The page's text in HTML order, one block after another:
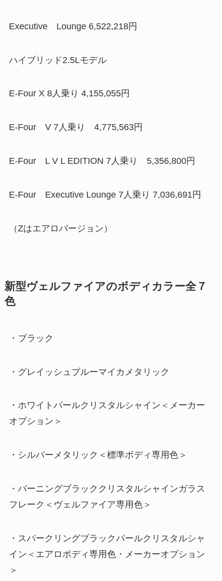
Executive Lounge 6,522,218円
ハイブリッド2.5Lモデル
E-Four X 8人乗り 4,155,055円
E-Four V 7人乗り 4,775,563円
E-Four L V L EDITION 7人乗り 5,356,800円
E-Four Executive Lounge 7人乗り 7,036,691円
（Zはエアロバージョン）
新型ヴェルファイアのボディカラー全７
色
・ブラック
・グレイッシュブルーマイカメタリック
・ホワイトパールクリスタルシャイン＜メーカー
オプション＞
・シルバーメタリック＜標準ボディ専用色＞
・バーニングブラッククリスタルシャインガラス
フレーク＜ヴェルファイア専用色＞
・スパークリングブラックパールクリスタルシャ
イン＜エアロボディ専用色・メーカーオプション
＞